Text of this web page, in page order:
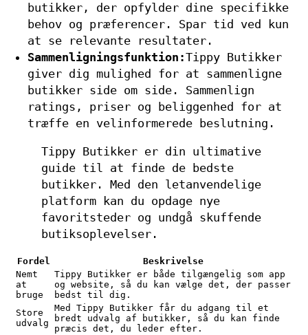
butikker, der opfylder dine specifikke
behov og præferencer. Spar tid ved kun
at se relevante resultater.
Sammenligningsfunktion:Tippy Butikker
giver dig mulighed for at sammenligne
butikker side om side. Sammenlign
ratings, priser og beliggenhed for at
træffe en velinformerede beslutning.
Tippy Butikker er din ultimative
guide til at finde de bedste
butikker. Med den letanvendelige
platform kan du opdage nye
favoritsteder og undgå skuffende
butiksoplevelser.
Fordel
Beskrivelse
Nemt
at
bruge
Tippy Butikker er både tilgængelig som app
og website, så du kan vælge det, der passer
bedst til dig.
Store
udvalg
Med Tippy Butikker får du adgang til et
bredt udvalg af butikker, så du kan finde
præcis det, du leder efter.